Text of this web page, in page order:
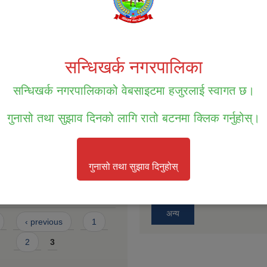
त्रैमासिक )
प्राप्त गरेका लाभग्राहीहरुको विवरण
त्रैमासिक)
प्राप्त गरेका लाभग्राहीहरुको विवरण
त्रैमासिक)
वितरणको अन्तिम त्रैमासिक
‹ previous 1
2 3
सम्पत्ति तथा जिन्सी मालसामान लिलाम
बोलपत्र आव्हानको सूचना ।
बोलपत्र स्विकृतिको लागी छनोट
बोलपत्र स्वीकृतिको लागि छनौट
अन्य
सन्धिखर्क नगरपालिका
सन्धिखर्क नगरपालिकाको वेबसाइटमा हजुरलाई स्वागत छ।
गुनासो तथा सुझाव दिनको लागि रातो बटनमा क्लिक गर्नुहोस्।
गुनासो तथा सुझाव दिनुहोस्